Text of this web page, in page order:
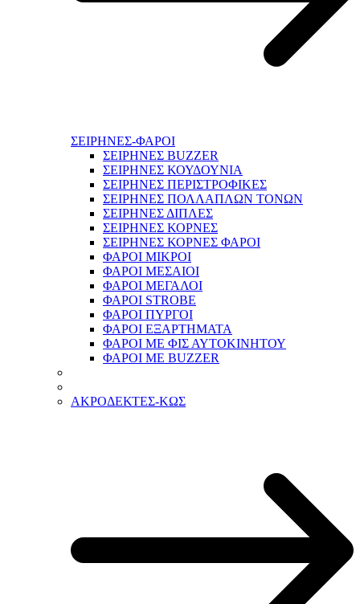
ΣΕΙΡΗΝΕΣ-ΦΑΡΟΙ
ΣΕΙΡΗΝΕΣ BUZZER
ΣΕΙΡΗΝΕΣ ΚΟΥΔΟΥΝΙΑ
ΣΕΙΡΗΝΕΣ ΠΕΡΙΣΤΡΟΦΙΚΕΣ
ΣΕΙΡΗΝΕΣ ΠΟΛΛΑΠΛΩΝ ΤΟΝΩΝ
ΣΕΙΡΗΝΕΣ ΔΙΠΛΕΣ
ΣΕΙΡΗΝΕΣ ΚΟΡΝΕΣ
ΣΕΙΡΗΝΕΣ ΚΟΡΝΕΣ ΦΑΡΟΙ
ΦΑΡΟΙ ΜΙΚΡΟΙ
ΦΑΡΟΙ ΜΕΣΑΙΟΙ
ΦΑΡΟΙ ΜΕΓΑΛΟΙ
ΦΑΡΟΙ STROBE
ΦΑΡΟΙ ΠΥΡΓΟΙ
ΦΑΡΟΙ ΕΞΑΡΤΗΜΑΤΑ
ΦΑΡΟΙ ΜΕ ΦΙΣ ΑΥΤΟΚΙΝΗΤΟΥ
ΦΑΡΟΙ ΜΕ BUZZER
ΑΚΡΟΔΕΚΤΕΣ-ΚΩΣ